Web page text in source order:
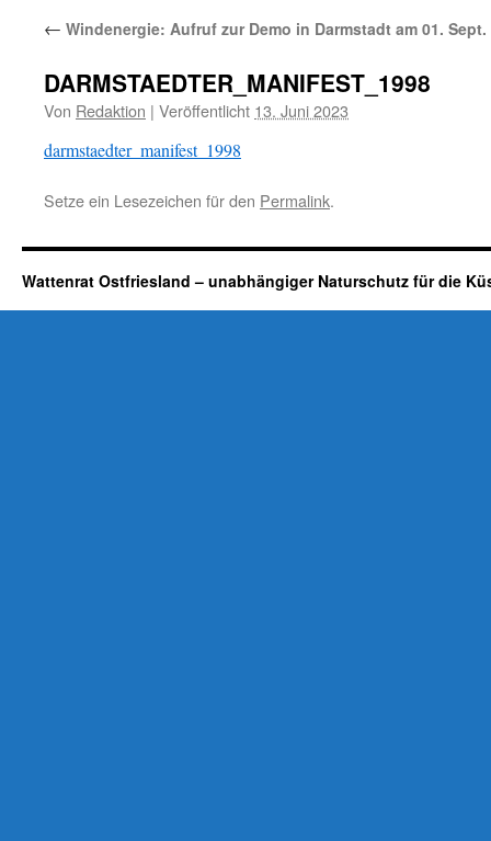
← Windenergie: Aufruf zur Demo in Darmstadt am 01. Sept.
DARMSTAEDTER_MANIFEST_1998
Von Redaktion | Veröffentlicht 13. Juni 2023
darmstaedter_manifest_1998
Setze ein Lesezeichen für den Permalink.
Wattenrat Ostfriesland – unabhängiger Naturschutz für die